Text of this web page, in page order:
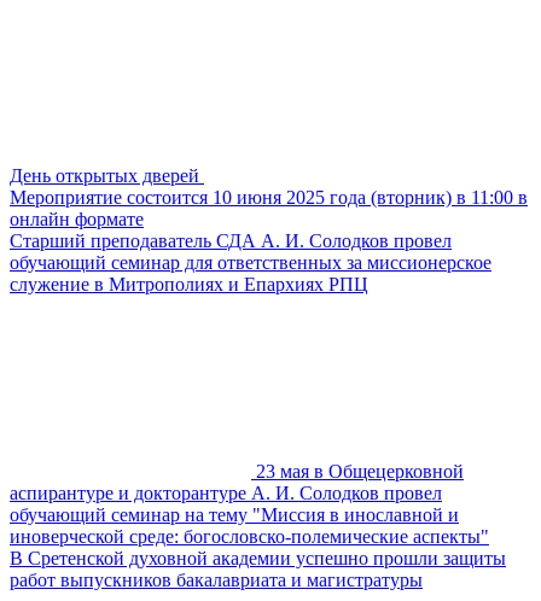
День открытых дверей
Мероприятие состоится 10 июня 2025 года (вторник) в 11:00 в
онлайн формате
Старший преподаватель СДА А. И. Солодков провел
обучающий семинар для ответственных за миссионерское
служение в Митрополиях и Епархиях РПЦ
23 мая в Общецерковной
аспирантуре и докторантуре А. И. Солодков провел
обучающий семинар на тему "Миссия в инославной и
иноверческой среде: богословско-полемические аспекты"
В Сретенской духовной академии успешно прошли защиты
работ выпускников бакалавриата и магистратуры